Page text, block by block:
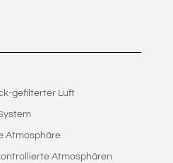
gefilterter Luft
Atmosphäre
Atmosphären